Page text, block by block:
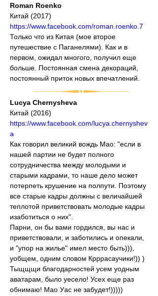
Roman Roenko
Китай (2017)
https://www.facebook.com/roman.roenko.7
Только что из Китая (мое второе
путешествие с Паганелями). Как и в
первом, ожидал многого, получил еще
больше. Постоянная смена декораций,
постоянный приток новых впечатлений.
Lucya Chernysheva
Китай (2016)
https://www.facebook.com/lucya.chernyshev
a
Как говорил великий вождь Мао: "если в
нашей партии не будет полного
сотрудничества между молодыми и
старыми кадрами, то наше дело может
потерпеть крушение на полпути. Поэтому
все старые кадры должны с величайшей
теплотой приветствовать молодые кадры
изаботиться о них".
Парни, он бы вами гордился, вы нас и
приветствовали, и заботились и опекали,
и "упор на жилье" имел место быть))),
уобщем, одним словом Крррасаучики!)) )
Тыщщщи благодарностей усем уодным
аватарам, было уесело! Усех еще раз
обнимаю! Мао Уас не забудет!)))))